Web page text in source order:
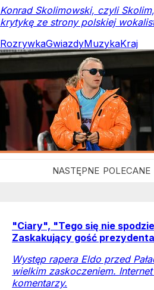
Konrad Skolimowski, czyli
krytykę ze strony polskiej
RozrywkaGwiazdyMuzykaKraj
"Ciary", "Tego się nie
Zaskakujący gość prezydenta
Występ rapera Eldo przed
wielkim zaskoczeniem. Internet
komentarzy.